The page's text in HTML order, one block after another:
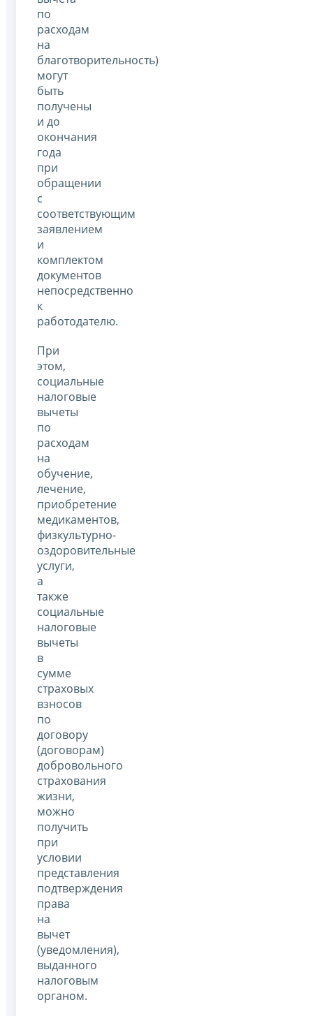
по
расходам
на
благотворительность)
могут
быть
получены
и до
окончания
года
при
обращении
с
соответствующим
заявлением
и
комплектом
документов
непосредственно
к
работодателю.
При
этом,
социальные
налоговые
вычеты
по
расходам
на
обучение,
лечение,
приобретение
медикаментов,
физкультурно-
оздоровительные
услуги,
а
также
социальные
налоговые
вычеты
в
сумме
страховых
взносов
по
договору
(договорам)
добровольного
страхования
жизни,
можно
получить
при
условии
представления
подтверждения
права
на
вычет
(уведомления),
выданного
налоговым
органом.